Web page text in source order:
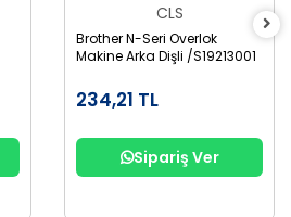
CLS
Brother N-Seri Overlok
Makine Arka Dişli /S19213001
234,21 TL
Sipariş Ver